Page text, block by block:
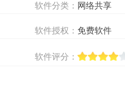
软件分类： 网络共享
软件授权： 免费软件
软件评分：